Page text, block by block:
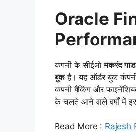
Oracle
कंपनी के सीईओमकरंद
बुकहै। यह ऑर्डर बुक
कंपनी बैंकिंग और
के चलते आने वाले वर्षों में
Read More : Rajesh